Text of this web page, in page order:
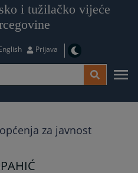
i tužilačko vijeće
Prijava
za javnost